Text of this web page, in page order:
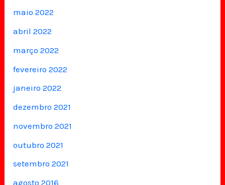
maio 2022
abril 2022
março 2022
fevereiro 2022
janeiro 2022
dezembro 2021
novembro 2021
outubro 2021
setembro 2021
agosto 2016